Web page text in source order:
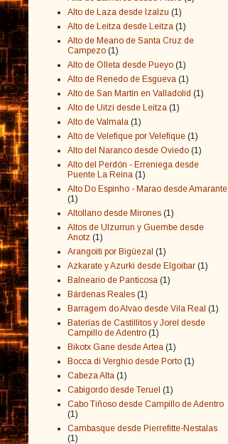
Alto de Laza desde Izalzu (1)
Alto de Leitza desde Leitza (1)
Alto de Meano de Santa Cruz de
Campezo (1)
Alto de Olleta desde Pueyo (1)
Alto de Renedo de Esgueva (1)
Alto de San Martín en Valladolid (1)
Alto de Uitzi desde Leitza (1)
Alto de Valmala (1)
Alto de Velefique por Velefique (1)
Alto del Naranco desde Oviedo (1)
Alto del Perdón - Erreniega desde
Puente La Reina (1)
Alto Do Espinho - Marao desde Amarante
(1)
Altollano desde Mirones (1)
Altos de Ulzurrun y Guembe desde
Anotz (1)
Arangoiti por Bigüezal (1)
Azkarate y Azurki desde Elgoibar (1)
Balneario de Panticosa (1)
Bárdenas Reales (1)
Barragem do Alvao desde Vila Real (1)
Baterías de Castillitos y Jorel desde
Campillo de Adentro (1)
Bikotx Gane desde Artea (1)
Bocca di Verghio desde Porto (1)
Cabeza Alta (1)
Cabigordo desde Teruel (1)
Cabo Tiñoso desde Campillo de Adentro
(1)
Cambasque desde Pierrefitte-Nestalas
(1)